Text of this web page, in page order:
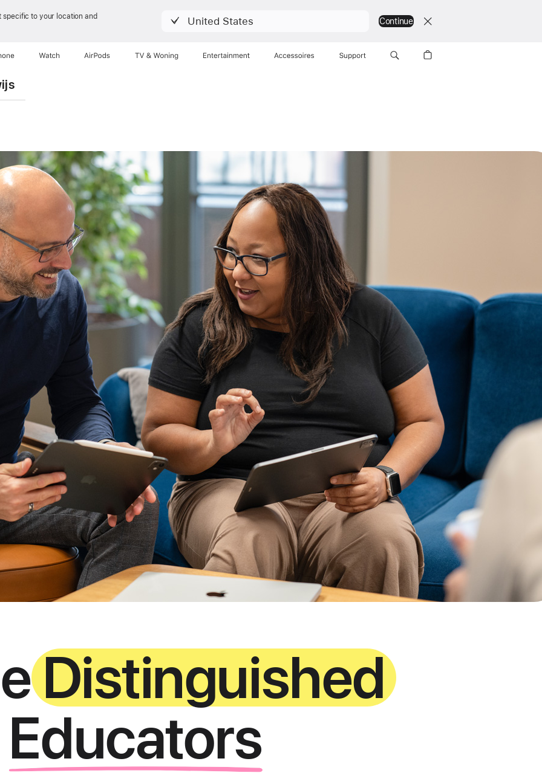
specific to your location and United States Continue
Watch AirPods TV & Woning Entertainment Accessoires Support
Distinguished
Educators